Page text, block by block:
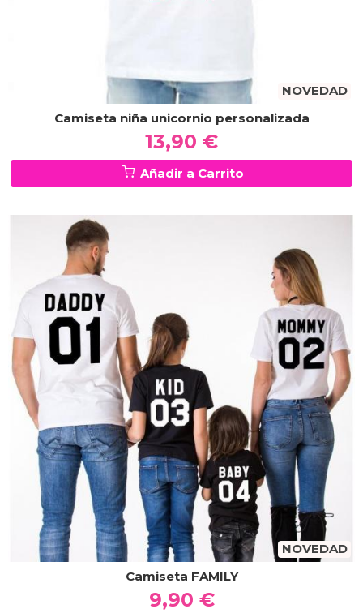
NOVEDAD
Camiseta niña unicornio personalizada
13,90 €
Añadir a Carrito
NOVEDAD
Camiseta FAMILY
9,90 €